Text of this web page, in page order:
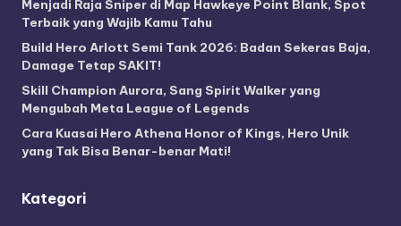
Menjadi Raja Sniper di Map Hawkeye Point Blank, Spot
Terbaik yang Wajib Kamu Tahu
Build Hero Arlott Semi Tank 2026: Badan Sekeras Baja,
Damage Tetap SAKIT!
Skill Champion Aurora, Sang Spirit Walker yang
Mengubah Meta League of Legends
Cara Kuasai Hero Athena Honor of Kings, Hero Unik
yang Tak Bisa Benar-benar Mati!
Kategori